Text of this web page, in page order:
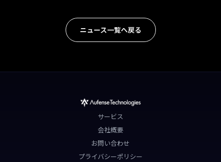
ニュース一覧へ戻る
サービス
会社概要
お問い合わせ
プライバシーポリシー